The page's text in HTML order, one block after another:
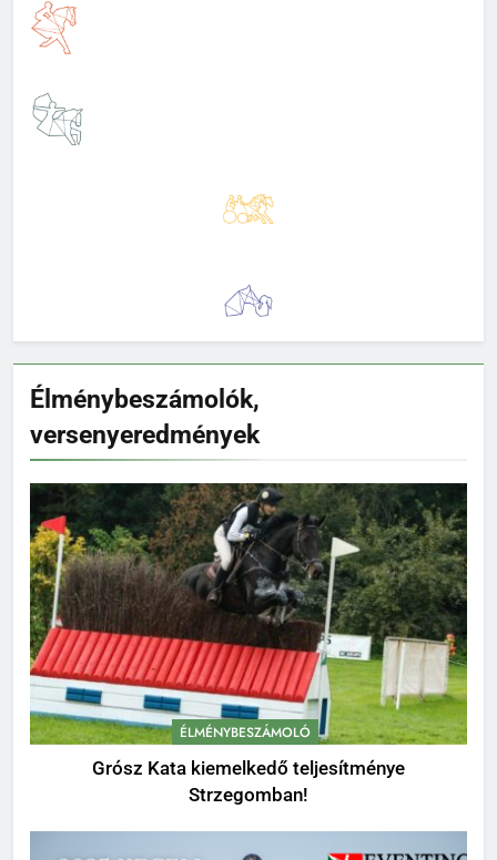
Élménybeszámolók,
versenyeredmények
ÉLMÉNYBESZÁMOLÓ
Grósz Kata kiemelkedő teljesítménye
Strzegomban!